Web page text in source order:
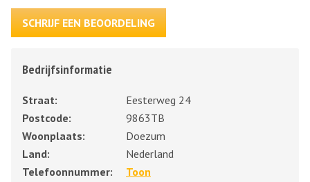
SCHRIJF EEN BEOORDELING
Bedrijfsinformatie
Straat:
Eesterweg 24
Postcode:
9863TB
Woonplaats:
Doezum
Land:
Nederland
Telefoonnummer:
Toon